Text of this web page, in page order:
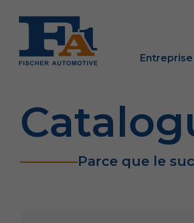
Entreprise
Parce que le